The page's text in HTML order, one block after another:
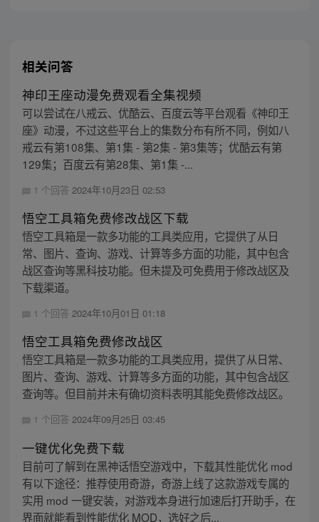
相关问答
神印王座动漫免费观看全集视频
可以尝试在八戒云、优酷云、百度云等平台观看《神印王
座》动漫，不过这些平台上的集数分布有所不同，例如八
戒云有第108集、第1集 - 第2集 - 第3集等；优酷云有第
129集；百度云有第28集、第1集 -...
1 个回答 2024年10月23日 02:53
悟空工具箱免费修改战区下载
悟空工具箱是一款多功能的工具类应用，它提供了从日
常、图片、查询、游戏、计算等多方面的功能，其中包含
战区查询等黑科技功能。但未提及可免费用于修改战区及
下载渠道。
1 个回答 2024年10月01日 01:18
悟空工具箱免费修改战区
悟空工具箱是一款多功能的工具类应用，提供了从日常、
图片、查询、游戏、计算等多方面的功能，其中包含战区
查询等。但目前并未有确切资料表明其能免费修改战区。
1 个回答 2024年09月25日 03:45
一键优化免费下载
目前可了解到在黑神话悟空游戏中，下载其性能优化 mod
有以下途径：推荐使用奇游，奇游上线了这款游戏专属的
实用 mod 一键安装，对游戏本身进行加速后打开助手，在
界面就能看到性能优化 MOD，选好之后...